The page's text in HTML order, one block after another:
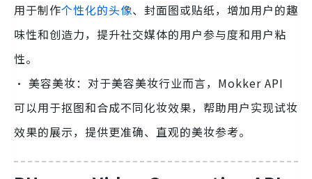
用于制作个性化的头像、封面图或贴纸，增加用户的趣
味性和创造力，提升社交媒体的用户参与度和用户粘
性。
· 美容美妆：对于美容美妆行业而言，Mokker API
可以用于抠图和合成不同化妆效果，帮助用户实现试妆
效果的展示，提供更准确、直观的美妆参考。